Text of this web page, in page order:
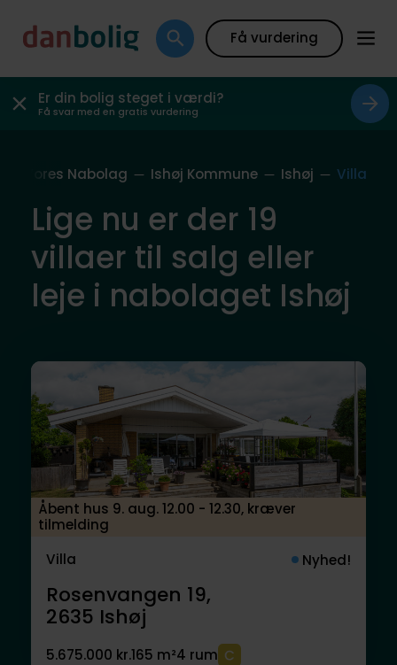
Få vurdering
Er din bolig steget i værdi?
Få svar med en gratis vurdering
Vores Nabolag Ishøj Kommune Ishøj Villa
Lige nu er der 19
villaer til salg eller
leje i nabolaget Ishøj
Åbent hus 9. aug. 12.00 - 12.30, kræver
tilmelding
Villa
Nyhed!
Rosenvangen 19,
2635 Ishøj
5.675.000 kr.165 m²4 rum